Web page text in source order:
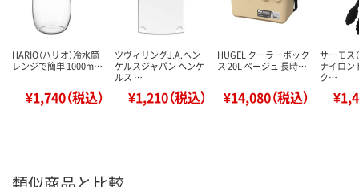
HARIO（ハリオ）冷水筒
レンジで簡単 1000m…
¥1,740（税込）
ツヴィリングJ.A.ヘン
ケルスジャパン ヘンケ
ルス …
¥1,210（税込）
HUGEL クーラーボック
ス 20L ベージュ 長時…
¥14,080（税込）
サーモス
ナイロン
ク…